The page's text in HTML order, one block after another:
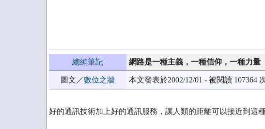
總編筆記 網路是一種主義，一種信仰，一種力量
圖文／數位之牆 本文發表於2002/12/01 - 被閱讀 107364
好的通訊技術加上好的通訊服務，讓人類的距離可以接近到這種